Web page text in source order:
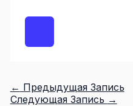
← Предыдущая Запись
Следующая Запись →